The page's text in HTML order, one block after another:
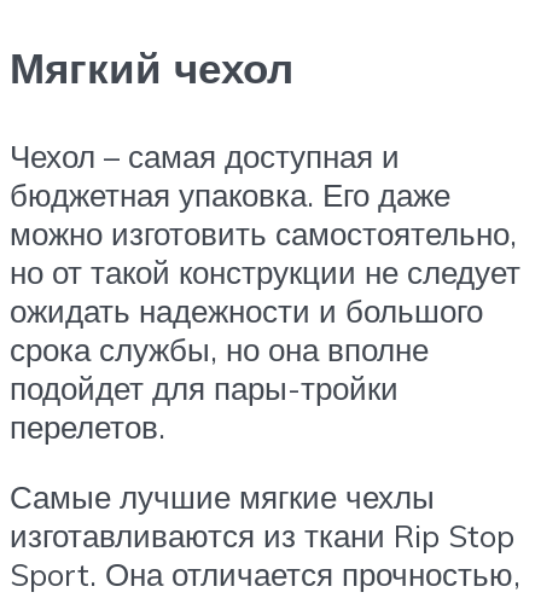
Мягкий чехол
Чехол – самая доступная и
бюджетная упаковка. Его даже
можно изготовить самостоятельно,
но от такой конструкции не следует
ожидать надежности и большого
срока службы, но она вполне
подойдет для пары-тройки
перелетов.
Самые лучшие мягкие чехлы
изготавливаются из ткани Rip Stop
Sport. Она отличается прочностью,